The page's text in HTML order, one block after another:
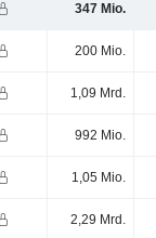
347 Mio.
200 Mio.
1,09 Mrd.
992 Mio.
1,05 Mio.
2,29 Mrd.